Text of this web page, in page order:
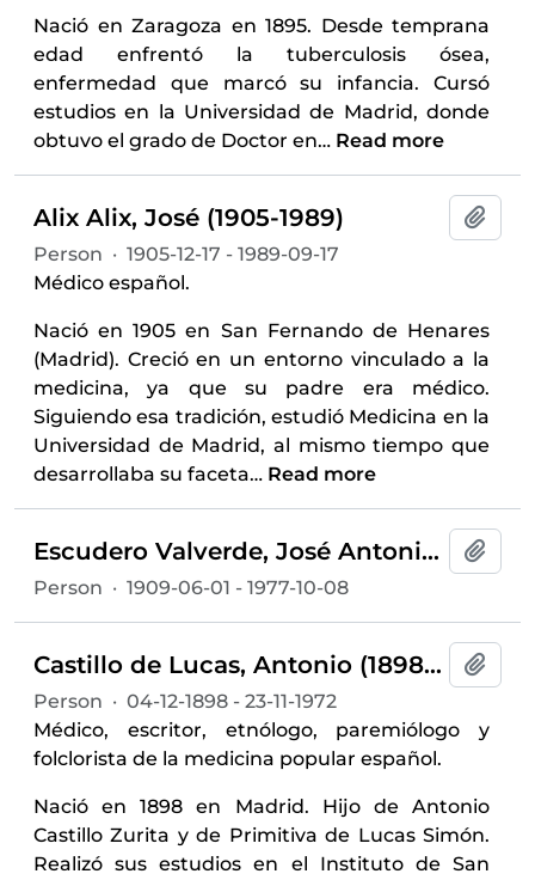
Nació en Zaragoza en 1895. Desde temprana
edad enfrentó la tuberculosis ósea,
enfermedad que marcó su infancia. Cursó
estudios en la Universidad de Madrid, donde
obtuvo el grado de Doctor en… Read more
Alix Alix, José (1905-1989)
Person · 1905-12-17 - 1989-09-17
Médico español.
Nació en 1905 en San Fernando de Henares
(Madrid). Creció en un entorno vinculado a la
medicina, ya que su padre era médico.
Siguiendo esa tradición, estudió Medicina en la
Universidad de Madrid, al mismo tiempo que
desarrollaba su faceta… Read more
Escudero Valverde, José Antonio (1909-1977)
Person · 1909-06-01 - 1977-10-08
Castillo de Lucas, Antonio (1898-1972)
Person · 04-12-1898 - 23-11-1972
Médico, escritor, etnólogo, paremiólogo y
folclorista de la medicina popular español.
Nació en 1898 en Madrid. Hijo de Antonio
Castillo Zurita y de Primitiva de Lucas Simón.
Realizó sus estudios en el Instituto de San